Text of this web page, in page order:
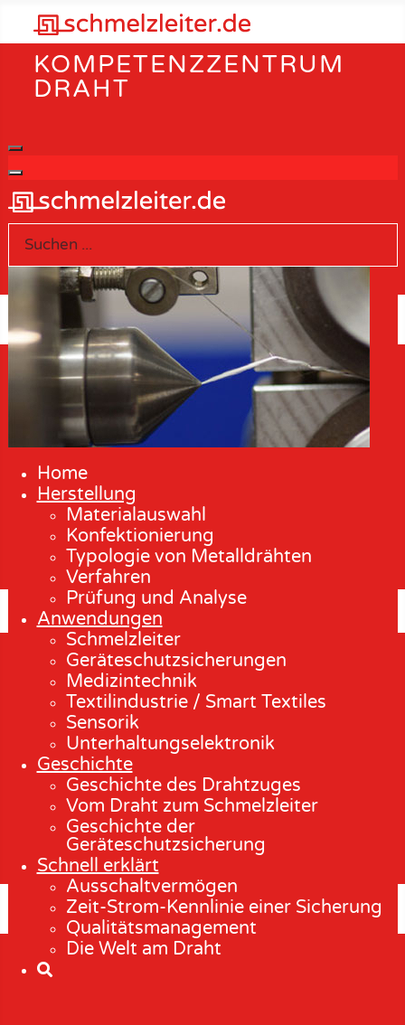
KOMPETENZZENTRUM
DRAHT
Home
Herstellung
Materialauswahl
Konfektionierung
Typologie von Metalldrähten
Verfahren
Prüfung und Analyse
Anwendungen
Schmelzleiter
Geräteschutzsicherungen
Medizintechnik
Textilindustrie / Smart Textiles
Sensorik
Unterhaltungselektronik
Geschichte
Geschichte des Drahtzuges
Vom Draht zum Schmelzleiter
Geschichte der
Geräteschutzsicherung
Schnell erklärt
Ausschaltvermögen
Zeit-Strom-Kennlinie einer Sicherung
Qualitätsmanagement
Die Welt am Draht